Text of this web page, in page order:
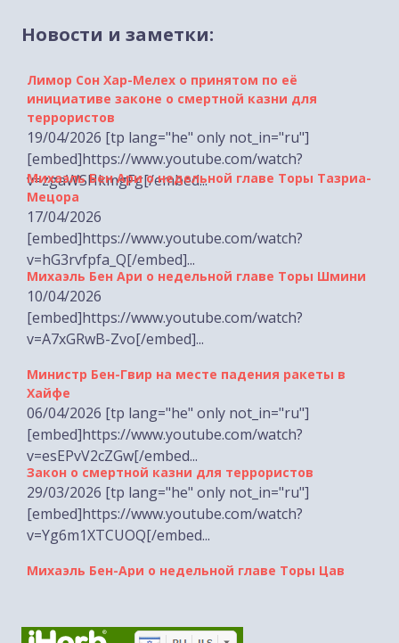
Новости и заметки:
Лимор Сон Хар-Мелех о принятом по её
инициативе законе о смертной казни для
террористов
19/04/2026 [tp lang="he" only not_in="ru"]
[embed]https://www.youtube.com/watch?
v=zgaWSHkmgFg[/embed...
Михаэль Бен Ари о недельной главе Торы Тазриа-
Мецора
17/04/2026
[embed]https://www.youtube.com/watch?
v=hG3rvfpfa_Q[/embed]...
Михаэль Бен Ари о недельной главе Торы Шмини
10/04/2026
[embed]https://www.youtube.com/watch?
v=A7xGRwB-Zvo[/embed]...
Министр Бен-Гвир на месте падения ракеты в
Хайфе
06/04/2026 [tp lang="he" only not_in="ru"]
[embed]https://www.youtube.com/watch?
v=esEPvV2cZGw[/embed...
Закон о смертной казни для террористов
29/03/2026 [tp lang="he" only not_in="ru"]
[embed]https://www.youtube.com/watch?
v=Yg6m1XTCUOQ[/embed...
Михаэль Бен-Ари о недельной главе Торы Цав